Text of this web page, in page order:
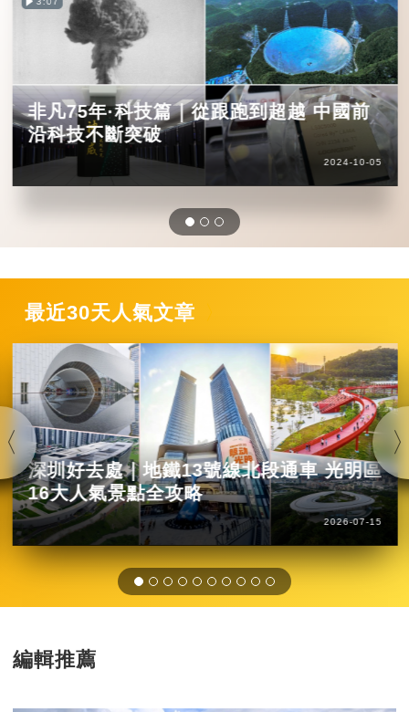
非凡75年·科技篇｜從跟跑到超越 中國前
沿科技不斷突破
2024-10-05
最近30天人氣文章
深圳好去處｜地鐵13號線北段通車 光明區
16大人氣景點全攻略
2026-07-15
編輯推薦